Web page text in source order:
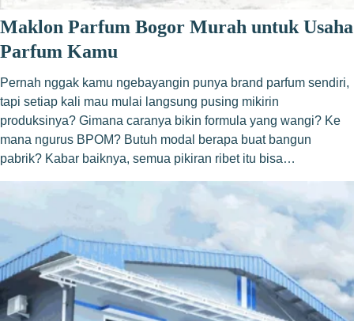
Maklon Parfum Bogor Murah untuk Usaha
Parfum Kamu
Pernah nggak kamu ngebayangin punya brand parfum sendiri,
tapi setiap kali mau mulai langsung pusing mikirin
produksinya? Gimana caranya bikin formula yang wangi? Ke
mana ngurus BPOM? Butuh modal berapa buat bangun
pabrik? Kabar baiknya, semua pikiran ribet itu bisa…